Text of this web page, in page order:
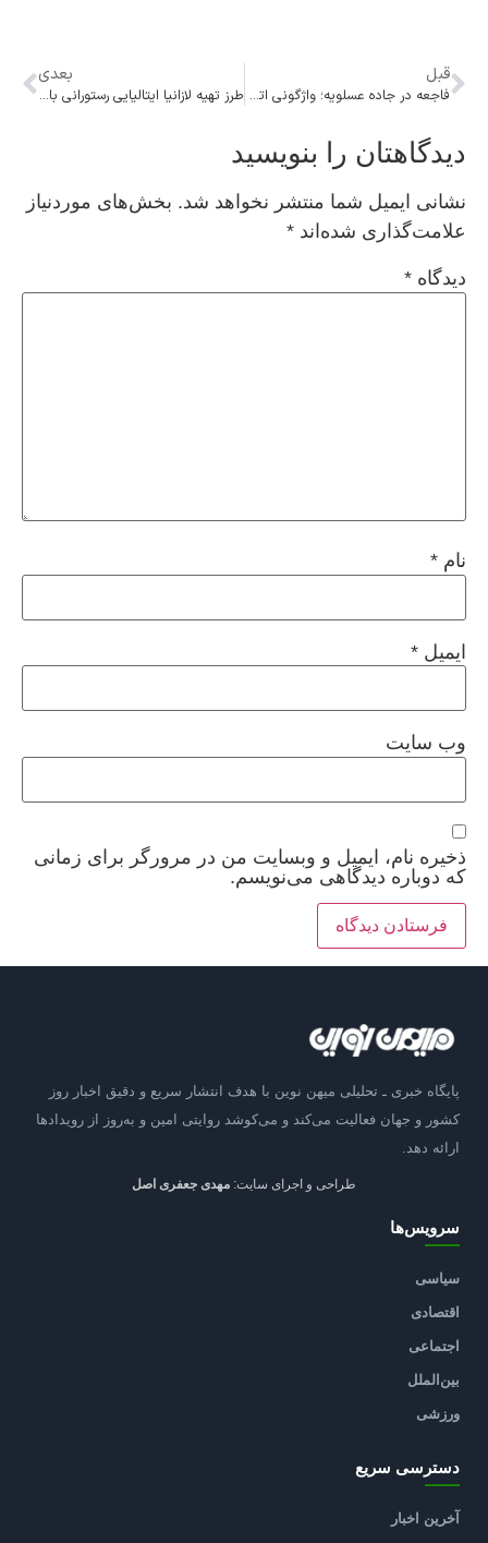
قبل
فاجعه در جاده عسلویه؛ واژگونی اتوبوس ۷ کشته و ۱۷ مصدوم برجای گذاشت
بعدی
طرز تهیه لازانیا ایتالیایی رستورانی با طعمی بی‌نظیر
دیدگاهتان را بنویسید
نشانی ایمیل شما منتشر نخواهد شد. بخش‌های موردنیاز
علامت‌گذاری شده‌اند *
دیدگاه *
نام *
ایمیل *
وب‌ سایت
ذخیره نام، ایمیل و وبسایت من در مرورگر برای زمانی
که دوباره دیدگاهی می‌نویسم.
پایگاه خبری ـ تحلیلی میهن نوین با هدف انتشار سریع و دقیق اخبار روز
کشور و جهان فعالیت می‌کند و می‌کوشد روایتی امین و به‌روز از رویدادها
ارائه دهد.
طراحی و اجرای سایت: مهدی جعفری اصل
سرویس‌ها
سیاسی
اقتصادی
اجتماعی
بین‌الملل
ورزشی
دسترسی سریع
آخرین اخبار